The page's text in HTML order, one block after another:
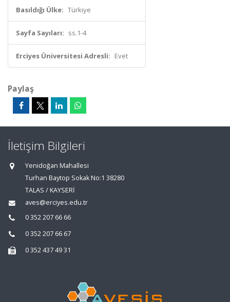
Basıldığı Ülke: Türkiye
Sayfa Sayıları: ss.1-4
Erciyes Üniversitesi Adresli: Evet
Paylaş
İletişim Bilgileri
Yenidoğan Mahallesi
Turhan Baytop Sokak No:1 38280
TALAS / KAYSERİ
aves@erciyes.edu.tr
0 352 207 66 66
0 352 207 66 67
0 352 437 49 31